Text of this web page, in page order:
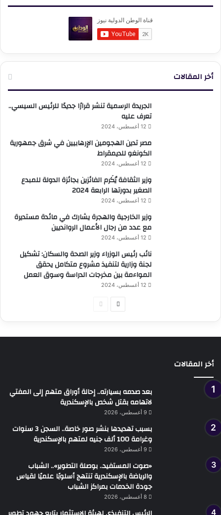
أخر المقالات
الجريدة الرسمية تنشر قرارًا جديدًا للرئيس السيسي..
تعرف عليه
12 أغسطس، 2024
مصر تدين الهجومين الإرهابيين في شرق جمهورية
الكونغو للديمقراط
12 أغسطس، 2024
وزير الثقافة يُكَرم الفائزين بجائزة الدولة للمبدع
الصغير بدورتها الرابعة 2024
12 أغسطس، 2024
وزير الخارجية والهجرة يشارك في مائدة مستديرة
مع عدد من رجال الأعمال الروانديين
12 أغسطس، 2024
نائب رئيس الوزراء وزير الصحة والسكان: تشكيل
لجنة وزارية لتنفيذ مشروع متكامل يحقق
المواءمة بين مخرجات الدراسة وسوق العمل
12 أغسطس، 2024
الصفحة
أخر المقالات
بعد صدمه بسيارته.. إحالة أوراق متهم إلى المفتي
لاتهامه بقتل شخص بالإسكندرية
9 أغسطس، 2026
بسبب تهديدها بنشر صور خاصة.. السجن 3 سنوات
وغرامة 100 ألف جنيه لمتهم بالإسكندرية
9 أغسطس، 2026
«صوت المستفيد.. بوصلة التطوير».. الشباب
والرياضة بالإسكندرية تنتهج أسلوبًا علميًا لقياس
جودة الخدمات بمراكز الشباب
8 أغسطس، 2026